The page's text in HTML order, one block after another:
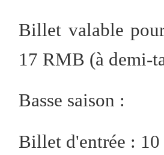
Billet valable
17 RMB (à demi-
Basse saison :
Billet d'entrée :